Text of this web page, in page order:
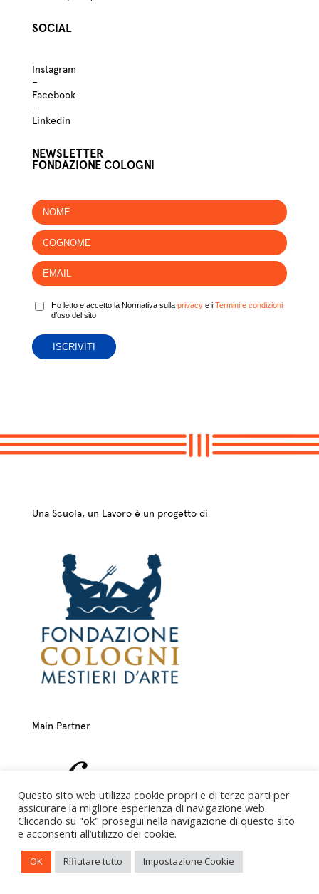
SOCIAL
Instagram
–
Facebook
–
Linkedin
NEWSLETTER
FONDAZIONE COLOGNI
Ho letto e accetto la Normativa sulla privacye i Termini e condizioni
d’uso del sito
Una Scuola, un Lavoro è un progetto di
Main Partner
Questo sito web utilizza cookie propri e di terze parti per
assicurare la migliore esperienza di navigazione web.
Cliccando su "ok" prosegui nella navigazione di questo sito
e acconsenti all’utilizzo dei cookie.
OK Rifiutare tutto Impostazione Cookie